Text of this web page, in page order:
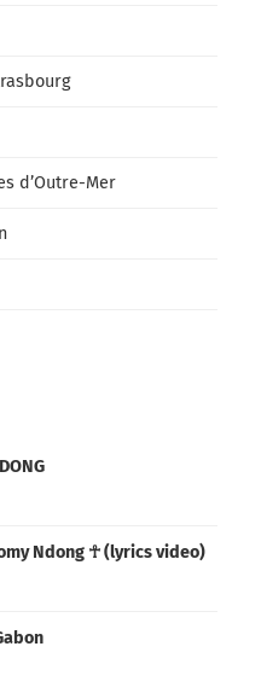
d’Outre-Mer
Ndong ☥ (lyrics video)